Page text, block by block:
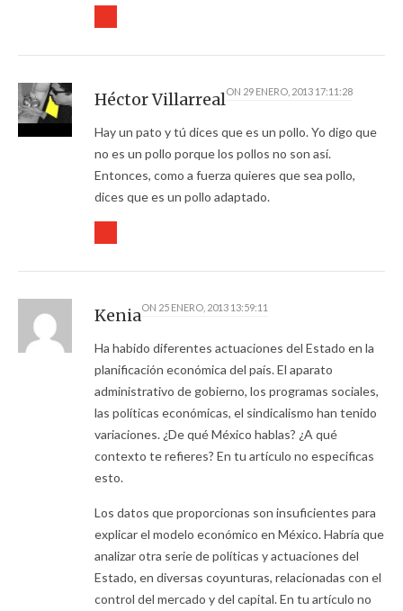
Héctor VillarrealON 29 ENERO, 2013 17:11:28
Hay un pato y tú dices que es un pollo. Yo digo que
no es un pollo porque los pollos no son así.
Entonces, como a fuerza quieres que sea pollo,
dices que es un pollo adaptado.
KeniaON 25 ENERO, 2013 13:59:11
Ha habido diferentes actuaciones del Estado en la
planificación económica del país. El aparato
administrativo de gobierno, los programas sociales,
las políticas económicas, el sindicalismo han tenido
variaciones. ¿De qué México hablas? ¿A qué
contexto te refieres? En tu artículo no especificas
esto.
Los datos que proporcionas son insuficientes para
explicar el modelo económico en México. Habría que
analizar otra serie de políticas y actuaciones del
Estado, en diversas coyunturas, relacionadas con el
control del mercado y del capital. En tu artículo no